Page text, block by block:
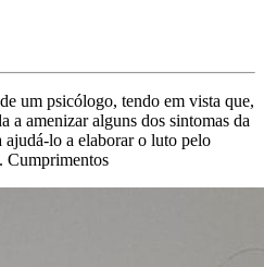
um psicólogo, tendo em vista que,
a amenizar alguns dos sintomas da
ajudá-lo a elaborar o luto pelo
Cumprimentos